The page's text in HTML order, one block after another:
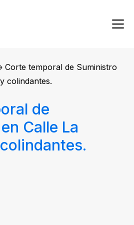
Corte temporal de Suministro
colindantes.
de
Calle La